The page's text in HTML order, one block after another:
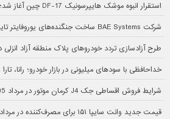
استقرار انبوه موشک هایپرسونیک DF-17 چین آغاز شد؛ سلاحی با رهگیری بسیار دشوار
شرکت BAE Systems ساخت جنگنده‌های یوروفایتر تایفون برای ترکیه را کلید زد
طرح آزادسازی تردد خودروهای پلاک منطقه آزاد
خداحافظی با سودهای میلیونی در بازار خودرو؛ رانا،
شرایط فروش اقساطی جک J4 کرمان موتور در مرداد 1405
قیمت جدید وانت سایپا ۱۵۱ برای مصرف‌کننده در مرداد ۱۴۰۵ اعلام شد